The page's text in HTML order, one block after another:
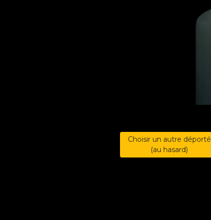
Choisir un autre déporté
(au hasard)